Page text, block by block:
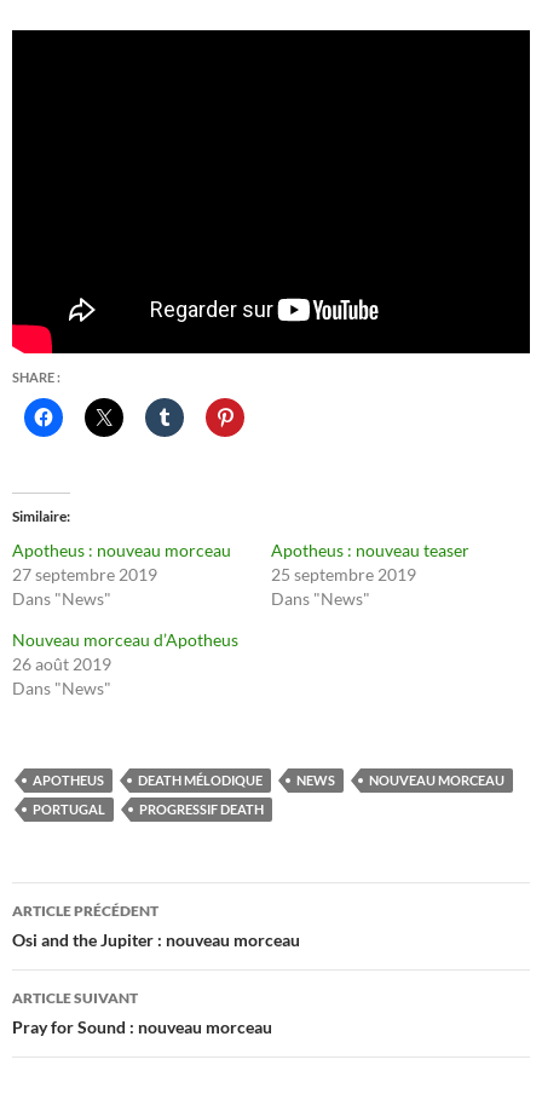
SHARE :
Similaire
Apotheus : nouveau morceau
27 septembre 2019
Dans "News"
Apotheus : nouveau teaser
25 septembre 2019
Dans "News"
Nouveau morceau d’Apotheus
26 août 2019
Dans "News"
APOTHEUS DEATH MÉLODIQUE NEWS
NOUVEAU MORCEAU
PORTUGAL
PROGRESSIF DEATH
Navigation
des
articles
ARTICLE PRÉCÉDENT
Osi and the Jupiter : nouveau morceau
ARTICLE SUIVANT
Pray for Sound : nouveau morceau